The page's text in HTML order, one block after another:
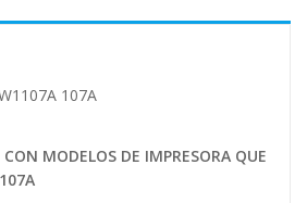
107A
MODELOS DE IMPRESORA QUE